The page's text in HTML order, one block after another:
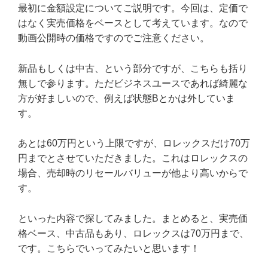
最初に金額設定についてご説明です。今回は、定価で
はなく実売価格をベースとして考えています。なので
動画公開時の価格ですのでご注意ください。
新品もしくは中古、という部分ですが、こちらも括り
無しで参ります。ただビジネスユースであれば綺麗な
方が好ましいので、例えば状態Bとかは外していま
す。
あとは60万円という上限ですが、ロレックスだけ70万
円までとさせていただきました。これはロレックスの
場合、売却時のリセールバリューが他より高いからで
す。
といった内容で探してみました。まとめると、実売価
格ベース、中古品もあり、ロレックスは70万円まで、
です。こちらでいってみたいと思います！